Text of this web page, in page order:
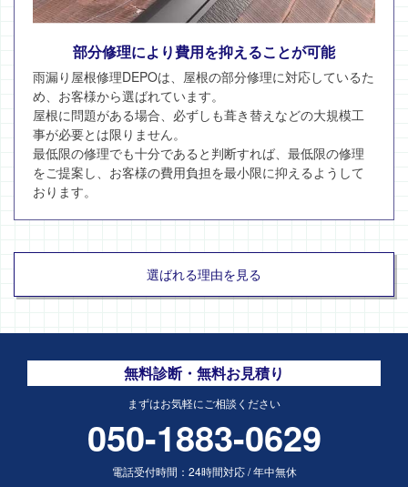
部分修理により費用を抑えることが可能
雨漏り屋根修理DEPOは、屋根の部分修理に対応しているた
め、お客様から選ばれています。
屋根に問題がある場合、必ずしも葺き替えなどの大規模工
事が必要とは限りません。
最低限の修理でも十分であると判断すれば、最低限の修理
をご提案し、お客様の費用負担を最小限に抑えるようして
おります。
選ばれる理由を見る
無料診断・無料お見積り
まずはお気軽にご相談ください
050-1883-0629
電話受付時間： 24時間対応/年中無休